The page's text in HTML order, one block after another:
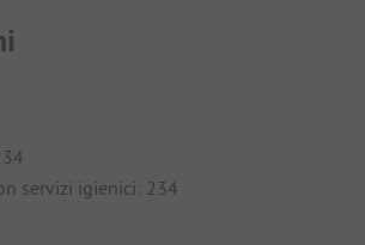
servizi igienici: 234